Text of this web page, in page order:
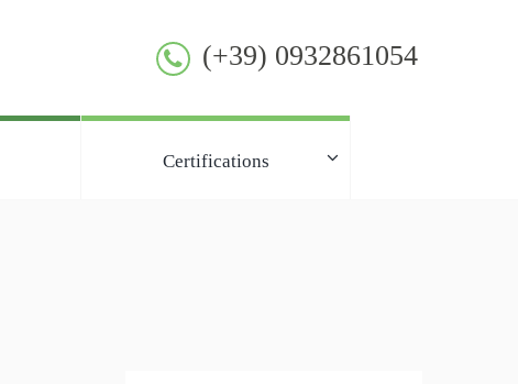
(+39) 0932861054
Certifications